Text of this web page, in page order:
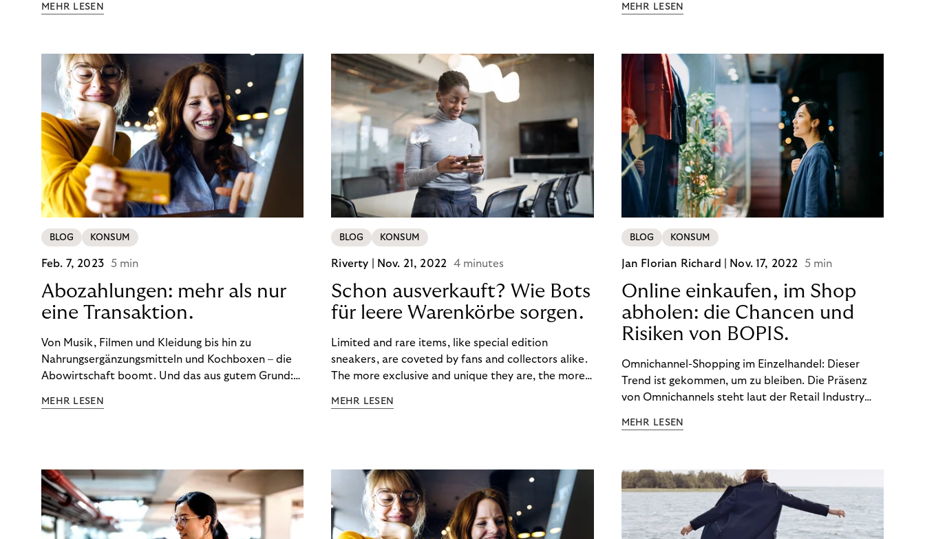
Zahlungsabwicklung echte Mehrwerte für Händler.
MEHR LESEN
Finanzbildung ermöglicht. So bleiben Menschen
Unternehmen.
MEHR LESEN
BLOG KONSUM
Feb. 7, 2023 5 min
Abozahlungen: mehr als nur
eine Transaktion.
Von Musik, Filmen und Kleidung bis hin zu
Nahrungsergänzungsmitteln und Kochboxen – die
Abowirtschaft boomt. Und das aus gutem Grund:
wünschen. Sie ermöglichen es uns, Produkte und
entdeckt. Und das neue Geschäftsmodell rentiert
sich. Doch was genau können Sie tun, um
Abozahlungen für Ihren Erfolg zu nutzen?
MEHR LESEN
BLOG KONSUM
Riverty | Nov. 21, 2022 4 minutes
Schon ausverkauft? Wie Bots
für leere Warenkörbe sorgen.
Limited and rare items, like special edition
sneakers, are coveted by fans and collectors alike.
The more exclusive and unique they are, the more
industry uses artificial scarcity, also known as a
value. You might be thinking, “Kerching!”. But this is
really an unwanted side effect – one which more
and more companies are taking technical steps to
tackle.
MEHR LESEN
BLOG KONSUM
Jan Florian Richard | Nov. 17, 2022 5 min
Online einkaufen, im Shop
abholen: die Chancen und
Risiken von BOPIS.
Omnichannel-Shopping im Einzelhandel: Dieser
Trend ist gekommen, um zu bleiben. Die Präsenz
von Omnichannels steht laut der Retail Industry
nicht mehr verzichtet werden kann. Ein fester
online ein und holen die Ware im Shop ab. BOPIS
bietet zwar viele Vorteile, hat aber auch seinen
Preis. Potenzielle Betrugsfälle oder zusätzliche
Betriebskosten sind nur einige der Risiken. Ist es
MEHR LESEN